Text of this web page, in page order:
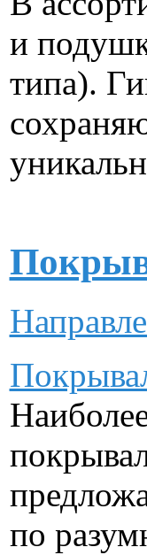
и
типа).
по